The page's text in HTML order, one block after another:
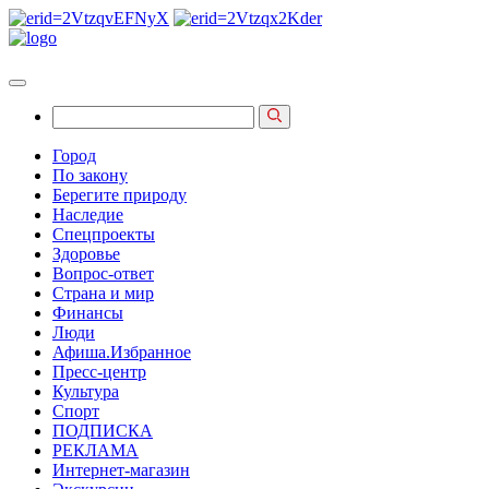
Город
По закону
Берегите природу
Наследие
Спецпроекты
Здоровье
Вопрос-ответ
Страна и мир
Финансы
Люди
Афиша.Избранное
Пресс-центр
Культура
Спорт
ПОДПИСКА
РЕКЛАМА
Интернет-магазин